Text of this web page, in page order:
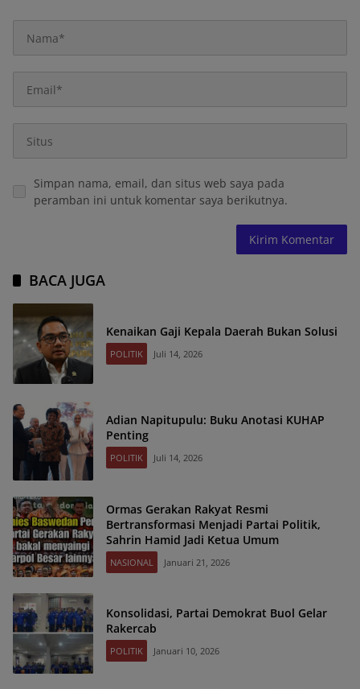
Simpan nama, email, dan situs web saya pada
peramban ini untuk komentar saya berikutnya.
BACA JUGA
Kenaikan Gaji Kepala Daerah Bukan Solusi
POLITIK Juli 14, 2026
Adian Napitupulu: Buku Anotasi KUHAP
Penting
POLITIK Juli 14, 2026
Ormas Gerakan Rakyat Resmi
Bertransformasi Menjadi Partai Politik,
NASIONAL Januari 21, 2026
Konsolidasi, Partai Demokrat Buol Gelar
Rakercab
POLITIK Januari 10, 2026